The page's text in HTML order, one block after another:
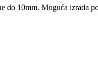
do 10mm. Moguća izrada